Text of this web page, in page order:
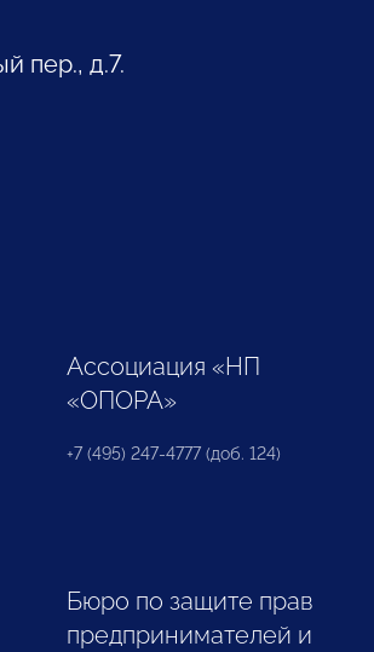
пер., д.7.
Ассоциация «НП
«ОПОРА»
+7 (495) 247-4777 (доб. 124)
Бюро по защите прав
предпринимателей и